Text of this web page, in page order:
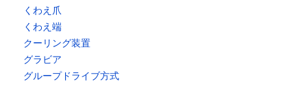
くわえ爪
くわえ端
クーリング装置
グラビア
グループドライブ方式